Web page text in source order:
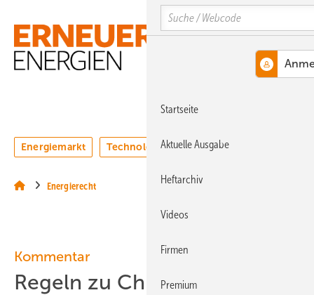
Hauptinhalt
Hauptmenü
SiteSearch
MENÜ
Energiemarkt Technologie Webinare
Energierecht
Kommentar
Regeln zu China und
Search
Startseite
Aktuelle Ausgabe
Heftarchiv
Videos
Firmen
Premium